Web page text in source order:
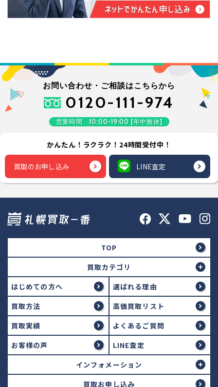
お問い合わせ・ご相談はこちらから
0120-111-974
営業時間 10:00-19:00 [年中無休]
かんたん！ラクラク！24時間受付中！
買取のお申し込み LINE査定
TOP
買取カテゴリ
はじめての方へ
選ばれる理由
買取方法
高価買取リスト
買取実績
よくあるご質問
お客様の声
LINE査定
インフォメーション
買取お申し込み